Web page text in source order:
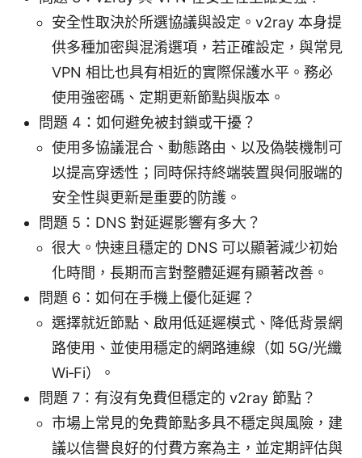
安全性取決於所選協議與設定。v2ray 本身提
供多種加密與混淆選項，若正確設定，與常見
VPN 相比也具有相近的實際保護水平。務必
使用強密碼、定期更新節點與版本。
問題 4：如何避免被封鎖或干擾？
使用多協議混合、動態路由、以及偽裝機制可
以提高穿透性；同時保持終端裝置與伺服端的
安全性與更新是重要的防護。
問題 5：DNS 對延遲影響有多大？
很大。快速且穩定的 DNS 可以顯著減少初始
化時間，長期而言對整體延遲有顯著改善。
問題 6：如何在手機上優化延遲？
選擇就近節點、啟用低延遲模式、降低背景網
路使用、並使用穩定的網路連線（如 5G/光纖
Wi‑Fi）。
問題 7：有沒有免費但穩定的 v2ray 節點？
市場上常見的免費節點多具不穩定與風險，建
議以信譽良好的付費方案為主，並定期評估與